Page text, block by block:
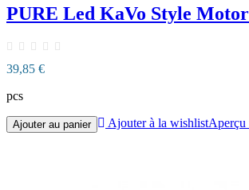
PURE Led KaVo Style
39,85 €
pcs
Ajouter au panier Ajouter à la wishlistAperçu